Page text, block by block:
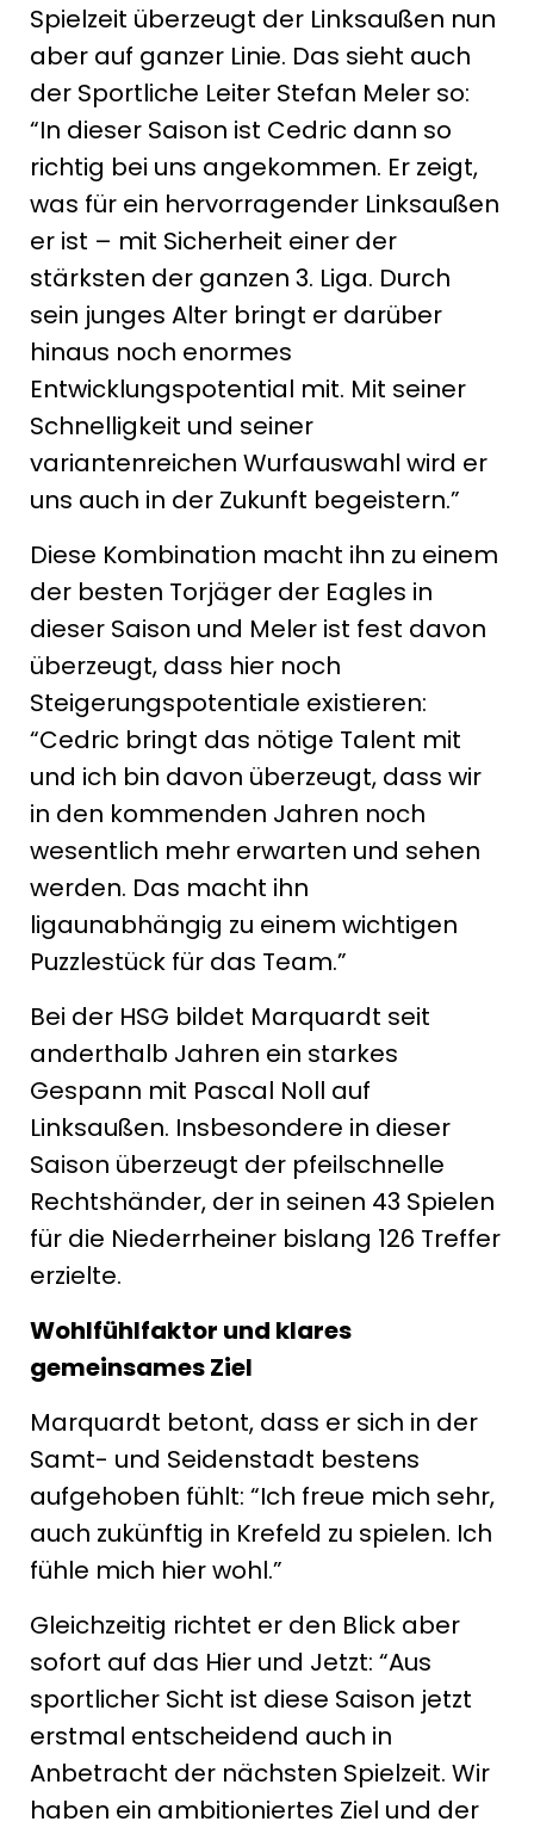
Spielzeit überzeugt der Linksaußen nun
aber auf ganzer Linie. Das sieht auch
der Sportliche Leiter Stefan Meler so:
“In dieser Saison ist Cedric dann so
richtig bei uns angekommen. Er zeigt,
was für ein hervorragender Linksaußen
er ist – mit Sicherheit einer der
stärksten der ganzen 3. Liga. Durch
sein junges Alter bringt er darüber
hinaus noch enormes
Entwicklungspotential mit. Mit seiner
Schnelligkeit und seiner
variantenreichen Wurfauswahl wird er
uns auch in der Zukunft begeistern.”
Diese Kombination macht ihn zu einem
der besten Torjäger der Eagles in
dieser Saison und Meler ist fest davon
überzeugt, dass hier noch
Steigerungspotentiale existieren:
“Cedric bringt das nötige Talent mit
und ich bin davon überzeugt, dass wir
in den kommenden Jahren noch
wesentlich mehr erwarten und sehen
werden. Das macht ihn
ligaunabhängig zu einem wichtigen
Puzzlestück für das Team.”
Bei der HSG bildet Marquardt seit
anderthalb Jahren ein starkes
Gespann mit Pascal Noll auf
Linksaußen. Insbesondere in dieser
Saison überzeugt der pfeilschnelle
Rechtshänder, der in seinen 43 Spielen
für die Niederrheiner bislang 126 Treffer
erzielte.
Wohlfühlfaktor und klares
gemeinsames Ziel
Marquardt betont, dass er sich in der
Samt- und Seidenstadt bestens
aufgehoben fühlt: “Ich freue mich sehr,
auch zukünftig in Krefeld zu spielen. Ich
fühle mich hier wohl.”
Gleichzeitig richtet er den Blick aber
sofort auf das Hier und Jetzt: “Aus
sportlicher Sicht ist diese Saison jetzt
erstmal entscheidend auch in
Anbetracht der nächsten Spielzeit. Wir
haben ein ambitioniertes Ziel und der